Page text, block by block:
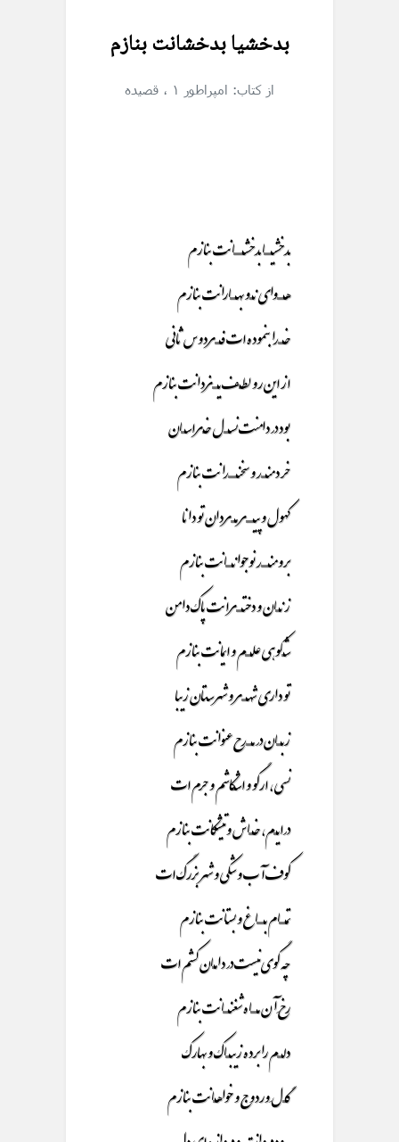
بدخشیا بدخشانت بنازم
از کتاب: امپراطور ۱ ، قصیده
بدخشیـــــــــا بدخشـــــــــــانت بنازم
هــــــــوای نــــو بهـــــــارانت بنازم
خــــــدا بنموده ات فــــــردوس ثانی
از این رو لطــف یـــــــزدانت بنازم
بود در دامنت نســــــل خــراســـــان
خردمنــــــد و سخنــــــــــدانت بنازم
کهول و پیـــــــــر مـــــردان تو دانا
برومنـــــــــد نوجوانــــــــانت بنازم
زنـــــان و دختـــــــرانت پاک دامن
شـــکوهی علـــــــم و ایمانت بنازم
تو داری شهــــــر و شهرسـتان زیبا
زبــــــان در مـــــــدح عنوانت بنازم
نسی ، ارگو و اشـــکاشم و جرم ات
درایــــم، خـــــاش و تیشکانت بنازم
کوف آب و شکی و شهر بزرگ ات
تمــــــــام بـــــــــاغ و بستـانت بنازم
چه گوی نیست در دامـــان کشم ات
رخِ آن مــــــــاه شغنـــــــانت بنازم
دلــــــم را برده زیبـــــاک و بهارک
گــــلِ وردوج و خواهـــانت بنازم